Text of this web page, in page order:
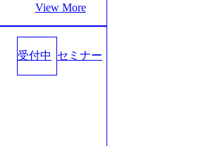
our-vision-pr
45a6-a0ce-b98154c8
)一部抜粋 - 伊勢
々な業界で新規事
に従事 - 鈴木健仁
人事組織テーマに
NFT等の新規事業
業界を中心に、DX
h
images/2026022413
storage.googleapis.
6e64-45
our-vision-productio
138e27965ee8_
キャリアアドバ
位の決められた
View More
受付中 セミナー